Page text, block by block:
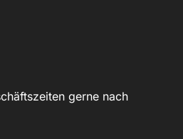
gerne nach